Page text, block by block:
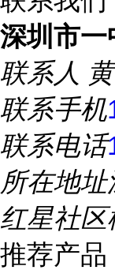
深圳市一
联系人
联系手机
联系电话
所在地址
红星社
推荐产品